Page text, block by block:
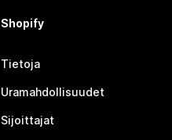
Shopify
Tietoja
Uramahdollisuudet
Sijoittajat